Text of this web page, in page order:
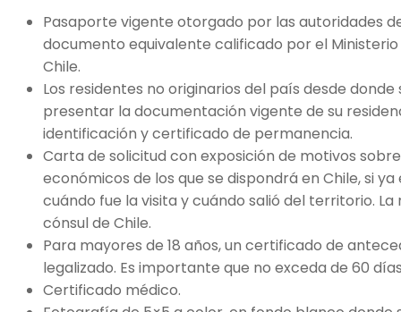
Pasaporte vigente otorgado por las autoridades
documento equivalente calificado por el
Chile.
Los residentes no originarios del país desde
presentar la documentación vigente de su
identificación y certificado de permanencia.
Carta de solicitud con exposición de motivos
económicos de los que se dispondrá en Chile, si
cuándo fue la visita y cuándo salió del territorio.
cónsul de Chile.
Para mayores de 18 años, un certificado de
legalizado. Es importante que no exceda de 60
Certificado médico.